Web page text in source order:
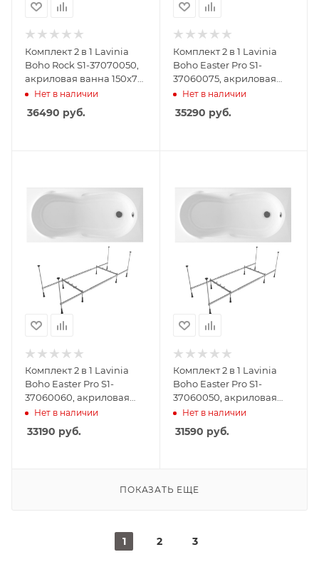
Комплект 2 в 1 Lavinia
Boho Rock S1-37070050,
акриловая ванна 150x75
см, усиленный
металлический каркас с
монтажным набором
Нет в наличии
36490 руб.
Комплект 2 в 1 Lavinia
Boho Easter Pro S1-
37060075, акриловая
ванна 170x75 см,
усиленный
металлический каркас с
Нет в наличии
35290 руб.
Комплект 2 в 1 Lavinia
Boho Easter Pro S1-
37060060, акриловая
ванна 160x70 см,
усиленный
металлический каркас с
Нет в наличии
33190 руб.
Комплект 2 в 1 Lavinia
Boho Easter Pro S1-
37060050, акриловая
ванна 150x70 см,
усиленный
металлический каркас с
Нет в наличии
31590 руб.
ПОКАЗАТЬ ЕЩЕ
1 2 3